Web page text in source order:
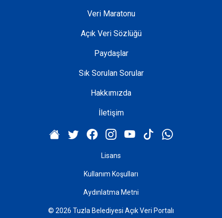
Veri Maratonu
Açık Veri Sözlüğü
Paydaşlar
Sık Sorulan Sorular
Hakkımızda
İletişim
Lisans
Kullanım Koşulları
Aydınlatma Metni
© 2026 Tuzla Belediyesi Açık Veri Portalı